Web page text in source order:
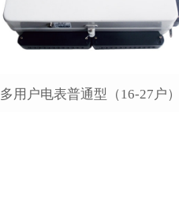
多用户电表普通型（16-27户